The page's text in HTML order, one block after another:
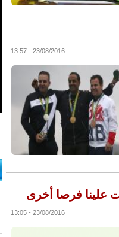
23/08/2016 - 13:57
علينا فرصا أخرى
23/08/2016 - 13:05